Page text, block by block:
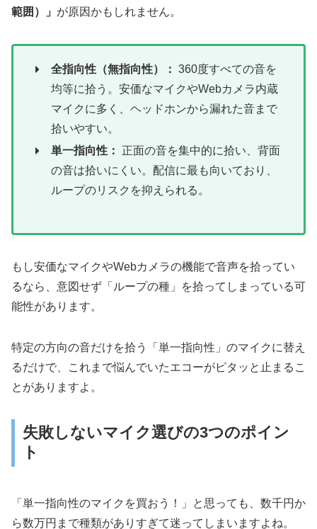
範囲）」 が原因かもしれません。
全指向性（無指向性）： 360度すべての音を
均等に拾う。安価なマイクやWebカメラ内蔵
マイクに多く、ヘッドホンから漏れた音まで
拾いやすい。
単一指向性：
正面の音を集中的に拾い、背面
の音は拾いにくい。配信に最も向いており、
ループのリスクを抑えられる。
もし安価なマイクやWebカメラの機能で音声を拾ってい
るなら、意図せず「ループの種」を拾ってしまっている可
能性があります。
特定の方向の音だけを拾う「単一指向性」のマイクに替え
るだけで、これまで悩んでいたエコーがピタッと止まるこ
とがありますよ。
失敗しないマイク選びの3つのポイン
ト
「単一指向性のマイクを買おう！」と思っても、数千円か
ら数万円まで種類がありすぎて迷ってしまいますよね。